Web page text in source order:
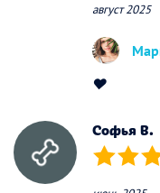
август 2025
❤️
Софья В.
(*) (*) (*)